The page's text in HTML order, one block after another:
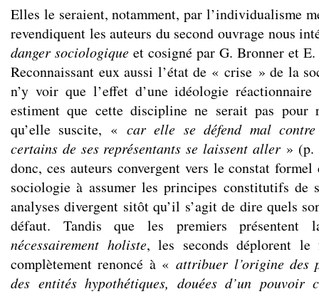
Elles le seraient, notamment, par l’individualisme
revendiquent les auteurs du second ouvrage nous
danger sociologique et cosigné par G. Bronner et
Reconnaissant eux aussi l’état de « crise » de la
n’y voir que l’effet d’une idéologie réactionnaire
estiment que cette discipline ne serait pas pour
qu’elle suscite, «car elle se défend mal
certains de ses représentants se laissent aller» (p.
donc, ces auteurs convergent vers le constat
sociologie à assumer les principes constitutifs de
analyses divergent sitôt qu’il s’agit de dire quels
défaut. Tandis que les premiers présentent
nécessairement holiste, les seconds déplorent le
complètement renoncé à «attribuer l’origine des
des entités hypothétiques, douées d’un pouvoir